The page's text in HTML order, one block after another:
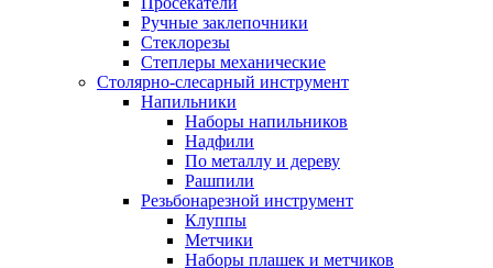
Ручные заклепочники
Стеклорезы
Степлеры механические
Столярно-слесарный инструмент
Напильники
Наборы напильников
Надфили
По металлу и дереву
Рашпили
Резьбонарезной инструмент
Клуппы
Метчики
Наборы плашек и метчиков